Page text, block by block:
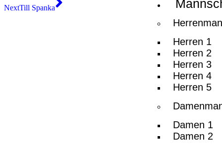
Herren 1
Herren 2
Herren 3
Herren 4
Herren 5
Damen 1
Damen 2
NextTill Spanka